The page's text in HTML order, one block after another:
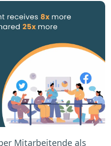
Mitarbeitende als